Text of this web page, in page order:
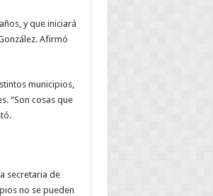
y que iniciará
Afirmó
municipios,
“Son cosas que
secretaria de
no se pueden